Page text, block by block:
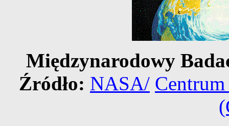
Międzynarodowy
Źródło: NASA/